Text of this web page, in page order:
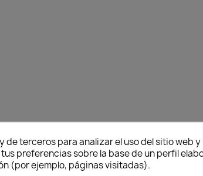
con un diseño vanguardista, diferente e
moderna y por la noche, toques de luz
de terceros para analizar el uso del sitio web
preferencias sobre la base de un perfil
(por ejemplo, páginas visitadas).